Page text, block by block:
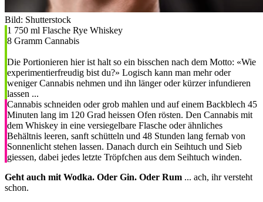
Bild: Shutterstock
1 750 ml Flasche Rye Whiskey
8 Gramm Cannabis
Die Portionieren hier ist halt so ein bisschen nach dem Motto: «Wie
experimentierfreudig bist du?» Logisch kann man mehr oder
weniger Cannabis nehmen und ihn länger oder kürzer infundieren
lassen ...
Cannabis schneiden oder grob mahlen und auf einem Backblech 45
Minuten lang im 120 Grad heissen Ofen rösten. Den Cannabis mit
dem Whiskey in eine versiegelbare Flasche oder ähnliches
Behältnis leeren, sanft schütteln und 48 Stunden lang fernab von
Sonnenlicht stehen lassen. Danach durch ein Seihtuch und Sieb
giessen, dabei jedes letzte Tröpfchen aus dem Seihtuch winden.
Geht auch mit Wodka. Oder Gin. Oder Rum ... ach, ihr versteht
schon.